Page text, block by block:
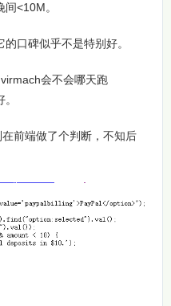
<10M。
口碑似乎不是特别好。
会不会哪天跑
前端做了个判断，不知后